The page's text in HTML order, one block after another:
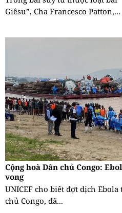
Giêsu”, Cha Francesco Patton,...
Cộng hoà Dân chủ Congo:
vong
UNICEF cho biết đợt dịch
chủ Congo, đã...